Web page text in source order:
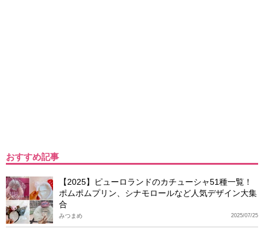
おすすめ記事
【2025】ピューロランドのカチューシャ51種一覧！
ポムポムプリン、シナモロールなど人気デザイン大集
合
2025/07/25
みつまめ